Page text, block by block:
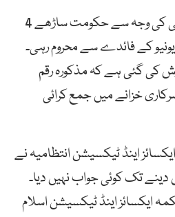
جی ایس ٹی کی عدم وصولی کی وجہ سے حکومت ساڑھے 4
کے فائدے سے محروم رہی۔
کی گئی ہے کہ مذکورہ رقم
خزانے میں جمع کرائی
اینڈ ٹیکسیشن انتظامیہ نے
تک کوئی جواب نہیں دیا۔
ایکسائز اینڈ ٹیکسیشن اسلام